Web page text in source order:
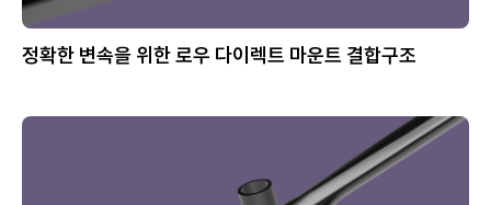
정확한 변속을 위한 로우 다이렉트 마운트 결합구조